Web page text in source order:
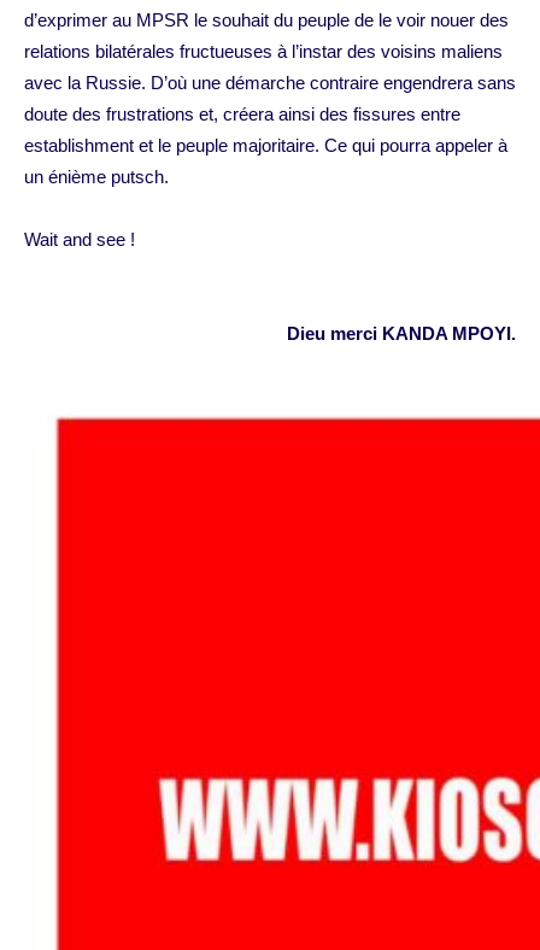
d’exprimer au MPSR le souhait du peuple de le voir nouer des
relations bilatérales fructueuses à l’instar des voisins maliens
avec la Russie. D’où une démarche contraire engendrera sans
doute des frustrations et, créera ainsi des fissures entre
establishment et le peuple majoritaire. Ce qui pourra appeler à
un énième putsch.
Wait and see !
Dieu merci KANDA MPOYI.